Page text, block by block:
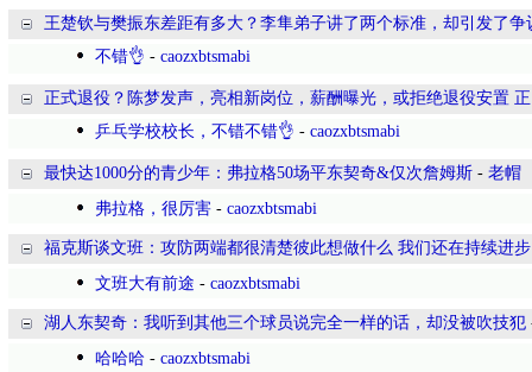
王楚钦与樊振东差距有多大？李隼弟子讲了两个标准，却引发了争
不错👌 - caozxbtsmabi
正式退役？陈梦发声，亮相新岗位，薪酬曝光，或拒绝退役安置 正
乒乓学校校长，不错不错👌 - caozxbtsmabi
最快达1000分的青少年：弗拉格50场平东契奇&仅次詹姆斯 - 老帽
弗拉格，很厉害 - caozxbtsmabi
福克斯谈文班：攻防两端都很清楚彼此想做什么 我们还在持续进步
文班大有前途 - caozxbtsmabi
湖人东契奇：我听到其他三个球员说完全一样的话，却没被吹技犯
哈哈哈 - caozxbtsmabi